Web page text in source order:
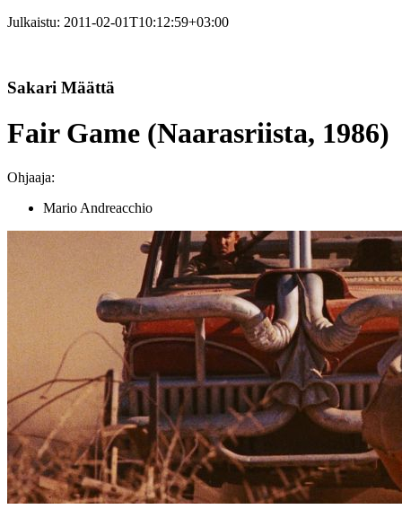
Julkaistu: 2011-02-01T10:12:59+03:00
Sakari Määttä
Fair Game (Naarasriista, 1986)
Ohjaaja:
Mario Andreacchio